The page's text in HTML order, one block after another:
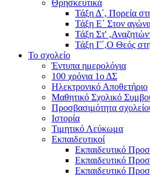
Θρησκευτικά
Τάξη Δ΄, Πορεία
Τάξη Ε΄ Στον
Τάξη Στ'
Τάξη Γ΄,Ο Θεός
Το σχολείο
Έντυπα ημερολόγια
100 χρόνια 1ο ΔΣ
Ηλεκτρονικό Αποθετήριο
Μαθητικό Σχολικό
Προσβασιμότητα
Ιστορία
Τιμητικό Λεύκωμα
Εκπαιδευτικοί
Εκπαιδευτικό
Εκπαιδευτικό
Εκπαιδευτικό